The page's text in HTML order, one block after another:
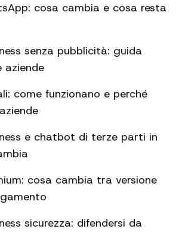
cosa cambia e cosa resta
senza pubblicità: guida
aziende
come funzionano e perché
e chatbot di terze parti in
cosa cambia tra versione
sicurezza: difendersi da